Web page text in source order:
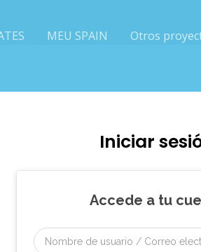
MEU SPAIN
Otros
Iniciar
Accede a tu